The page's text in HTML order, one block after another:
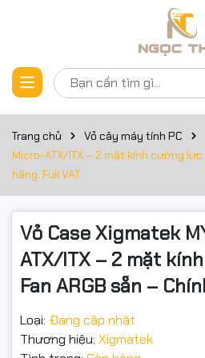
Trang chủ Vỏ cây máy tính PC
Micro-ATX/ITX – 2 mặt kính cường lực
hãng, Full VAT
Vỏ Case Xigmatek
ATX/ITX – 2 mặt
Fan ARGB sẵn –
Loại: Đang cập nhật
Thương hiệu: Xigmatek
Thông số kỹ
Vỏ Case Xigmatek MYX 3F –
cường lực – 3 Fan ARGB sẵn –
Nhỏ gọn – đẹp mắt – lắp đặt dễ.
+ hông) khoe trọn cấu hình, đi
trước, lý tưởng cho PC văn
trung.
🔑 Điểm nổi bật
2 mặt kính cường lực: trưng bày
mỹ.
Đặt trước sản